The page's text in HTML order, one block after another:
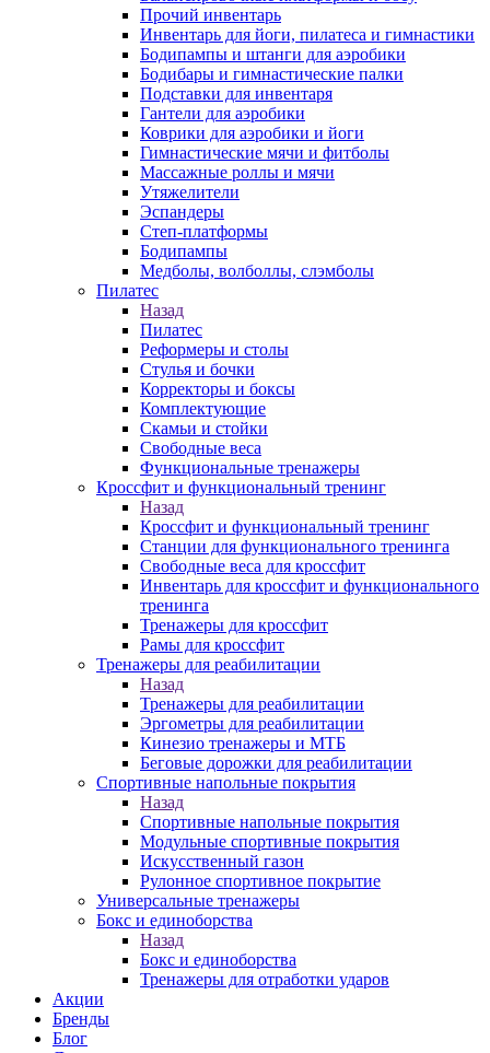
Прочий инвентарь
Инвентарь для йоги, пилатеса и гимнастики
Бодипампы и штанги для аэробики
Бодибары и гимнастические палки
Подставки для инвентаря
Гантели для аэробики
Коврики для аэробики и йоги
Гимнастические мячи и фитболы
Массажные роллы и мячи
Утяжелители
Эспандеры
Степ-платформы
Бодипампы
Медболы, волболлы, слэмболы
Пилатес
Назад
Пилатес
Реформеры и столы
Стулья и бочки
Корректоры и боксы
Комплектующие
Скамьи и стойки
Свободные веса
Функциональные тренажеры
Кроссфит и функциональный тренинг
Назад
Кроссфит и функциональный тренинг
Станции для функционального тренинга
Свободные веса для кроссфит
Инвентарь для кроссфит и функционального
тренинга
Тренажеры для кроссфит
Рамы для кроссфит
Тренажеры для реабилитации
Назад
Тренажеры для реабилитации
Эргометры для реабилитации
Кинезио тренажеры и МТБ
Беговые дорожки для реабилитации
Спортивные напольные покрытия
Назад
Спортивные напольные покрытия
Модульные спортивные покрытия
Искусственный газон
Рулонное спортивное покрытие
Универсальные тренажеры
Бокс и единоборства
Назад
Бокс и единоборства
Тренажеры для отработки ударов
Акции
Бренды
Блог